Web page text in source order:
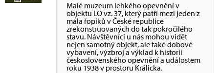
Malé muzeum lehkého opevnění v
objektu LO vz. 37, který patří mezi jeden z
mála řopíků v České republice
zrekonstruovaných do tak pokročilého
stavu. Návštěvníci u nás mohou vidět
nejen samotný objekt, ale také dobové
vybavení, výzbroj a výklad k historii
československého opevnění a událostem
roku 1938 v prostoru Králicka.